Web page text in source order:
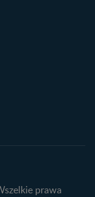
prawa